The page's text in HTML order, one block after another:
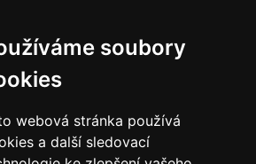
soubory
webová stránka používá
a další sledovací
údajů